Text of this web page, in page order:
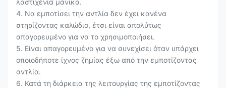
λαστιχένια μάνικα.
4. Να εμποτίσει την αντλία δεν έχει κανένα
στηρίζοντας καλώδιο, έτσι είναι απολύτως
απαγορευμένο για να το χρησιμοποιήσει.
5. Είναι απαγορευμένο για να συνεχίσει όταν υπάρχει
οποιοδήποτε ίχνος ζημίας έξω από την εμποτίζοντας
αντλία.
6. Κατά τη διάρκεια της λειτουργίας της εμποτίζοντας